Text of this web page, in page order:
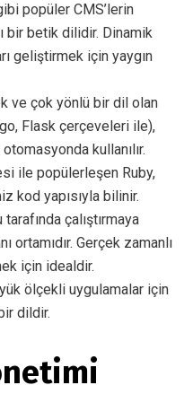
popüler CMS’lerin
bir betik dilidir. Dinamik
geliştirmek için yaygın
ve çok yönlü bir dil olan
Flask çerçeveleri ile),
kullanılır.
ile popülerleşen Ruby,
kod yapısıyla bilinir.
çalıştırmaya
ortamıdır. Gerçek zamanlı
için idealdir.
ölçekli uygulamalar için
dildir.